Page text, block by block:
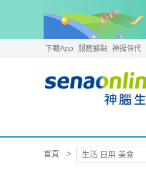
下載App 服務據點 神揚保代
首頁 生活 日用 美食